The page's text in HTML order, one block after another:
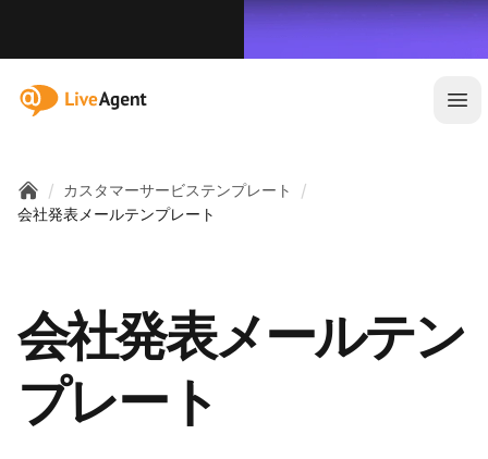
:site.title
メ
Home
/ カスタマーサービステンプレート /
会社発表メールテンプレート
会社発表メールテン
プレート